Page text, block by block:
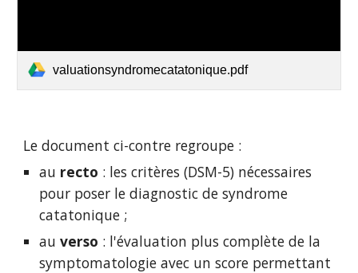
valuationsyndromecatatonique.pdf
Le document ci-contre regroupe :
au recto : les critères (DSM-5) nécessaires
pour poser le diagnostic de syndrome
catatonique ;
au verso : l'évaluation plus complète de la
symptomatologie avec un score permettant